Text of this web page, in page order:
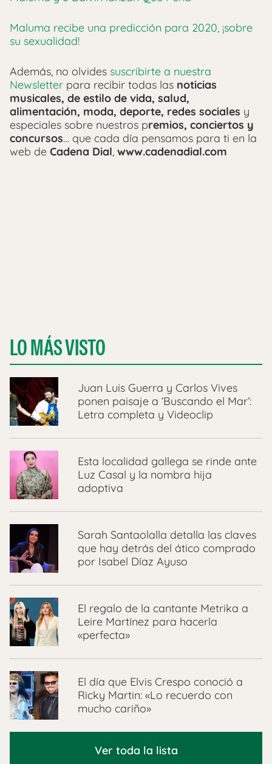
Maluma recibe una predicción para 2020, ¡sobre
su sexualidad!
Además, no olvides suscribirte a nuestra
Newsletter para recibir todas las noticias
musicales, de estilo de vida, salud,
alimentación, moda, deporte, redes sociales y
especiales sobre nuestros premios, conciertos y
concursos… que cada día pensamos para ti en la
web de Cadena Dial, www.cadenadial.com
LO MÁS VISTO
Juan Luis Guerra y Carlos Vives
ponen paisaje a ‘Buscando el Mar’:
Letra completa y Videoclip
Esta localidad gallega se rinde ante
Luz Casal y la nombra hija
adoptiva
Sarah Santaolalla detalla las claves
que hay detrás del ático comprado
por Isabel Díaz Ayuso
El regalo de la cantante Metrika a
Leire Martínez para hacerla
«perfecta»
El día que Elvis Crespo conoció a
Ricky Martin: «Lo recuerdo con
mucho cariño»
Ver toda la lista